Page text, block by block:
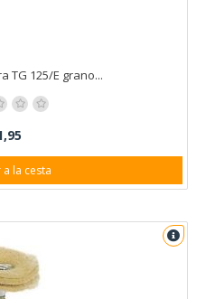
TG 125/E grano...
la cesta